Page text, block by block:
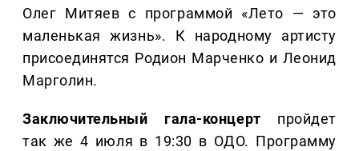
Олег Митяев с программой «Лето — это
маленькая жизнь». К народному артисту
присоединятся Родион Марченко и Леонид
Марголин.
Заключительный гала-концерт пройдет
так же 4 июля в 19:30 в ОДО. Программу